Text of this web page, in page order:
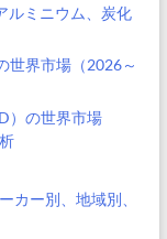
ルミニウム、炭化
世界市場（2026～
）の世界市場
カー別、地域別、